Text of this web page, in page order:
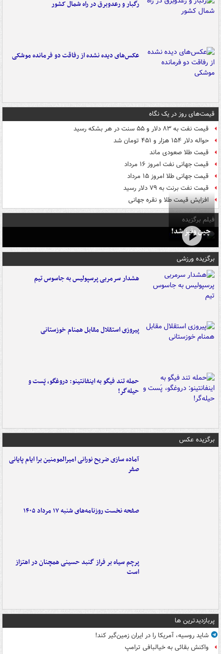
رگبار و رعدوبرق در راه شمال کشور
عکس‌های دیده نشده از رفاقت دو فرمانده‌ موشکی
قیمت‌های روز در یک نگاه
قیمت نفت به ۸۳ دلار و ۵۵ سنت در هر بشکه رسید
حواله دلار ۱۵۴ هزار و ۴۵۱ تومان شد
قیمت طلا صعودی ماند
قیمت جهانی نفت امروز ۱۶ مرداد
قیمت جهانی طلا امروز ۱۵ مرداد
قیمت نفت برنت به ۷۹ دلار رسید
افزایش قیمت طلا و نقره جهانی
فیلم برگزیده
چین ونیز شد!
برگزیده ورزشی
هشدار سرمربی پرسپولیس به جاسوس تیم
پیروزی استقلال مقابل همنام خوزستانی
حمله تند فیگو به اینفانتینو: دروغگو، پَست‌ و
حیله‌گر!
برگزیده عکس
آماده سازی ضریح نورانی امیرالمومنین برا ایام پایانی
صفر
صفحه نخست روزنامه‌های شنبه ۱۷ مرداد ۱۴۰۵
پرچم سیاه بر فراز گنبد حسینی همچنان در اهتزاز
است
پربازدیدترین ها
شاید روسیه، آمریکا را در ایران زمین‌گیر کند!
واکنش بقائی به خیالبافی ترامپ